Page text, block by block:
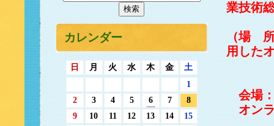
業技術
（場
用した
会場
オンラ
カレンダー
日 月 火 水 木 金
土
1
2
3 4 5 6 7
8
9
10 11 12 13 14
15